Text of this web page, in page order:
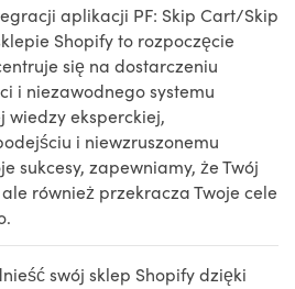
aplikacji PF: Skip Cart/Skip
Shopify to rozpoczęcie
się na dostarczeniu
i niezawodnego systemu
wiedzy eksperckiej,
i niewzruszonemu
sukcesy, zapewniamy, że Twój
również przekracza Twoje cele
swój sklep Shopify dzięki